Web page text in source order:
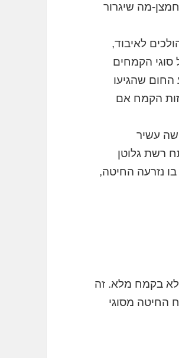
מה שיגרור
לאיבוד,
סוגי הקמחים
שהגיעו
הקמח אם
עשיר
רשת גלוטן
נזרעה החיטה,
בקמח מלא. זה
החיטה מסוגי